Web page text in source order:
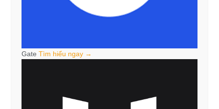
Gate Tìm hiểu ngay →